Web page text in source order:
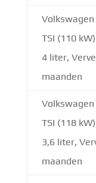
Volkswagen
TSI (110
4 liter,
maanden
Volkswagen
TSI (118
3,6 liter,
maanden